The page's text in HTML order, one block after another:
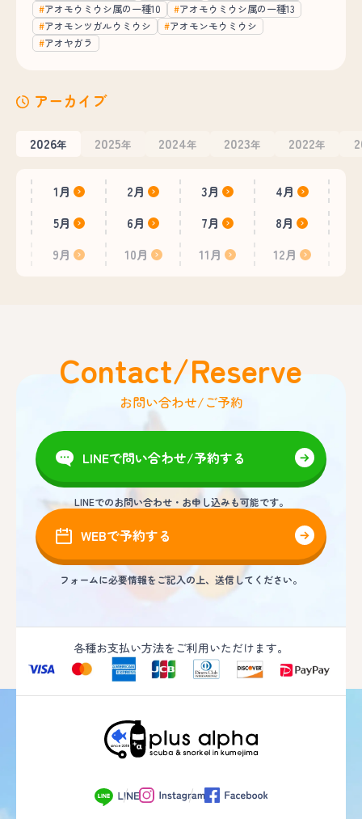
アオモウミウシ属の一種10
アオモウミウシ属の一種13
アオモンツガルウミウシ
アオモンモウミウシ
アオヤガラ
アーカイブ
2026年 2025年 2024年 2023年 2022年
1月 2月 3月
4月
5月
6月 7月
8月
9月
10月 11月 12月
Contact/Reserve
お問い合わせ/ご予約
LINEで問い合わせ/予約する
LINEでのお問い合わせ・お申し込みも可能です。
WEBで予約する
フォームに必要情報をご記入の上、送信してください。
各種お支払い方法をご利用いただけます。